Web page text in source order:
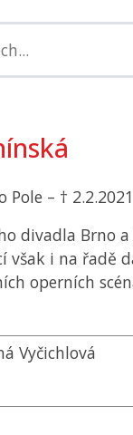
Pole – †
divadla Brno
však i na řadě
operních
Vyčichlová